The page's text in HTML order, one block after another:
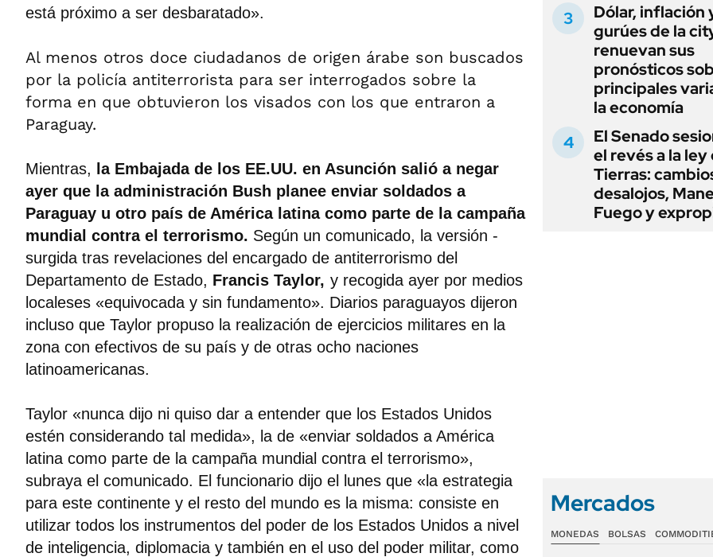
está próximo a ser desbaratado».
Al menos otros doce ciudadanos de origen árabe son buscados
por la policía antiterrorista para ser interrogados sobre la
forma en que obtuvieron los visados con los que entraron a
Paraguay.
Mientras,
la Embajada de los EE.UU. en Asunción salió a negar
ayer que la administración Bush planee enviar soldados a
Paraguay u otro país de América latina como parte de la campaña
mundial contra el terrorismo. Según un comunicado, la versión -
surgida tras revelaciones del encargado de antiterrorismo del
Departamento de Estado, Francis Taylor, y recogida ayer por medios
localeses «equivocada y sin fundamento». Diarios paraguayos dijeron
incluso que Taylor propuso la realización de ejercicios militares en la
zona con efectivos de su país y de otras ocho naciones
latinoamericanas.
Taylor «nunca dijo ni quiso dar a entender que los Estados Unidos
estén considerando tal medida», la de «enviar soldados a América
latina como parte de la campaña mundial contra el terrorismo»,
subraya el comunicado. El funcionario dijo el lunes que «la estrategia
para este continente y el resto del mundo es la misma: consiste en
utilizar todos los instrumentos del poder de los Estados Unidos a nivel
de inteligencia, diplomacia y también en el uso del poder militar, como
Dólar, inflación
gurúes de la
renuevan sus
pronósticos
principales
la economía
El Senado
el revés a la ley
Tierras:
desalojos,
Fuego y
Mercados
MONEDAS BOLSAS